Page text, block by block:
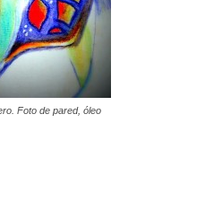
Foto de pared, óleo